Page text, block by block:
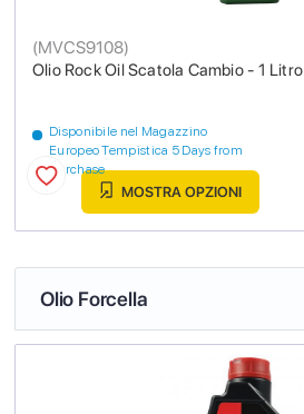
Olio Rock Oil Scatola Cambio - 1 Litro
(MVCS9108)
Disponibile nel Magazzino
Europeo Tempistica 5 Days from
purchase
MOSTRA OPZIONI
Olio Forcella